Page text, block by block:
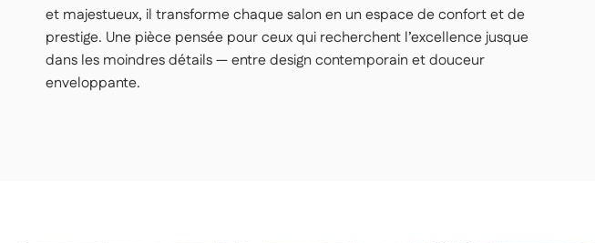
Têtières : Réglables individuellement pour un confort sur mesure
Suspension : Ressorts profilés et sangles tapissières
et majestueux, il transforme chaque salon en un espace de confort et de
prestige. Une pièce pensée pour ceux qui recherchent l’excellence jusque
dans les moindres détails — entre design contemporain et douceur
enveloppante.